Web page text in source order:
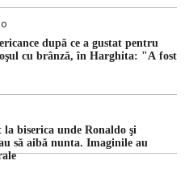
după ce a gustat pentru
cu brânză, în Harghita: "A fost
biserica unde Ronaldo şi
să aibă nunta. Imaginile au